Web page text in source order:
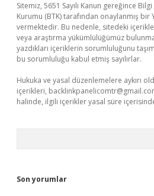
Sitemiz, 5651 Sayılı Kanun gereğince
Kurumu (BTK) tarafından onaylanmış bir
vermektedir. Bu nedenle, sitedeki
veya araştırma yükümlülüğümüz
yazdıkları içeriklerin sorumluluğunu
bu sorumluluğu kabul etmiş sayılırlar.
Hukuka ve yasal düzenlemelere aykırı
içerikleri,
halinde, ilgili içerikler yasal süre
Son yorumlar